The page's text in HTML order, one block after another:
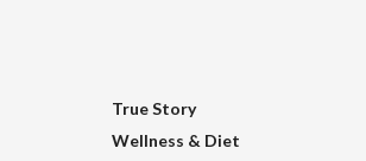
True Story
Wellness & Diet